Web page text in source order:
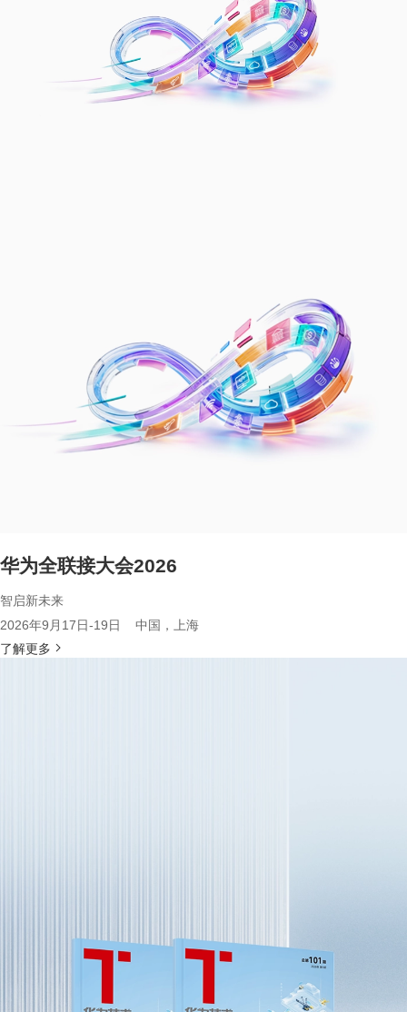
华为全联接大会2026
智启新未来
2026年9月17日-19日 中国，上海
了解更多